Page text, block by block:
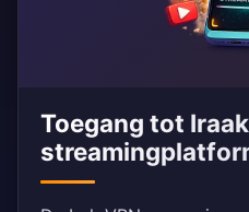
Toegang tot